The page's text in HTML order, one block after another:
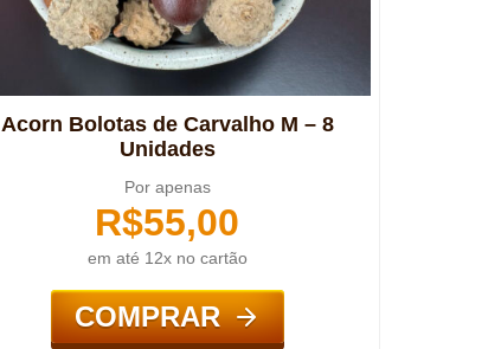
Acorn Bolotas de Carvalho M – 8
Unidades
Por apenas
R$55,00
em até 12x no cartão
COMPRAR